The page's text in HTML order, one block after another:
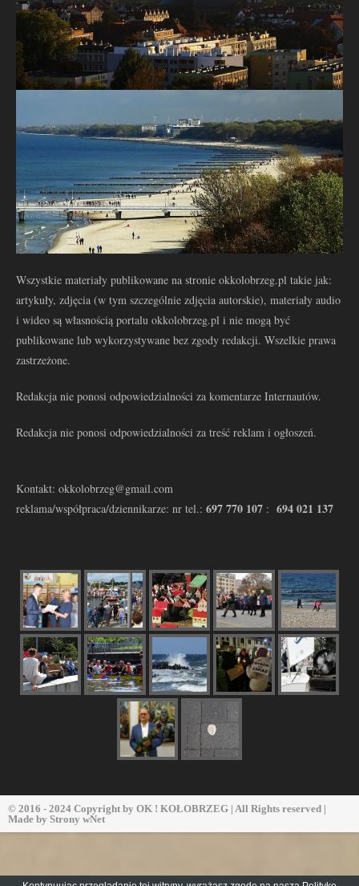
Wszystkie materiały publikowane na stronie okkolobrzeg.pl takie jak:
artykuły, zdjęcia (w tym szczególnie zdjęcia autorskie), materiały audio
i wideo są własnością portalu okkolobrzeg.pl i nie mogą być
publikowane lub wykorzystywane bez zgody redakcji. Wszelkie prawa
zastrzeżone.
Redakcja nie ponosi odpowiedzialności za komentarze Internautów.
Redakcja nie ponosi odpowiedzialności za treść reklam i ogłoszeń.
Kontakt: okkolobrzeg@gmail.com
reklama/współpraca/dziennikarze: nr tel.: 697 770 107 : 694 021 137
© 2016 - 2024 Copyright by OK ! KOŁOBRZEG | All Rights reserved |
Made by Strony wNet